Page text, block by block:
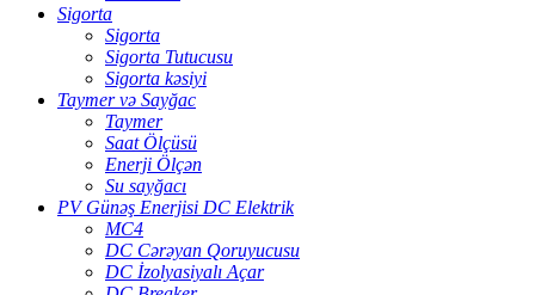
Sigorta
Sigorta
Sigorta Tutucusu
Sigorta kəsiyi
Taymer və Sayğac
Taymer
Saat Ölçüsü
Enerji Ölçən
Su sayğacı
PV Günəş Enerjisi DC Elektrik
MC4
DC Cərəyan Qoruyucusu
DC İzolyasiyalı Açar